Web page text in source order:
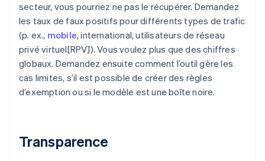
secteur, vous pourriez ne pas le récupérer. Demandez
les taux de faux positifs pour différents types de trafic
(p. ex., mobile, international, utilisateurs de réseau
privé virtuel[RPV]). Vous voulez plus que des chiffres
globaux. Demandez ensuite comment l’outil gère les
cas limites, s’il est possible de créer des règles
d’exemption ou si le modèle est une boîte noire.
Transparence